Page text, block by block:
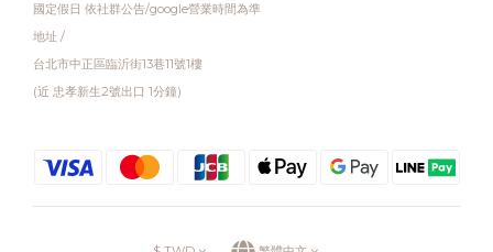
國定假日 依社群公告/google營業時間為準
地址 /
台北市中正區臨沂街13巷11號1樓
(近 忠孝新生2號出口 1分鐘)